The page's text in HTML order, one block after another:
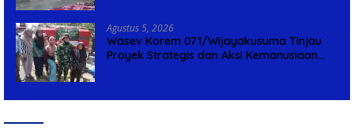
Agustus 5, 2026
Wasev Korem 071/Wijayakusuma Tinjau
Proyek Strategis dan Aksi Kemanusiaan